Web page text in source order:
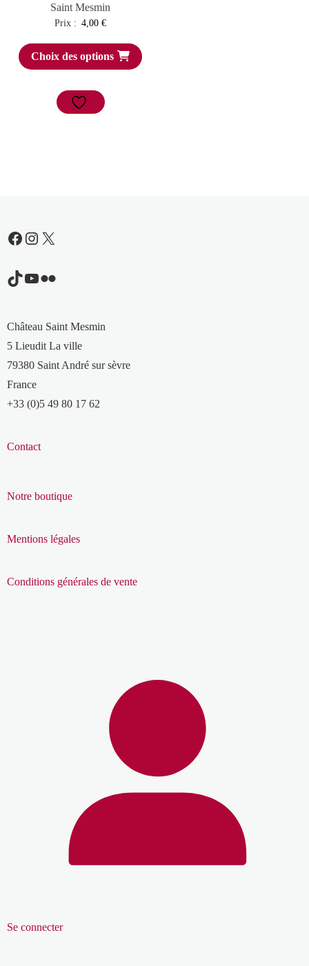
Saint Mesmin
Prix : 4,00€
Choix des options
Facebook
Instagram
X
TikTok
YouTube
Flickr
Château Saint Mesmin
5 Lieudit La ville
79380 Saint André sur sèvre
France
+33 (0)5 49 80 17 62
Contact
Notre boutique
Mentions légales
Conditions générales de vente
Se connecter